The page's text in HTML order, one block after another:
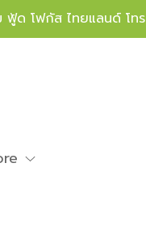
ฟู้ด โฟกัส ไทยแลนด์ โทร